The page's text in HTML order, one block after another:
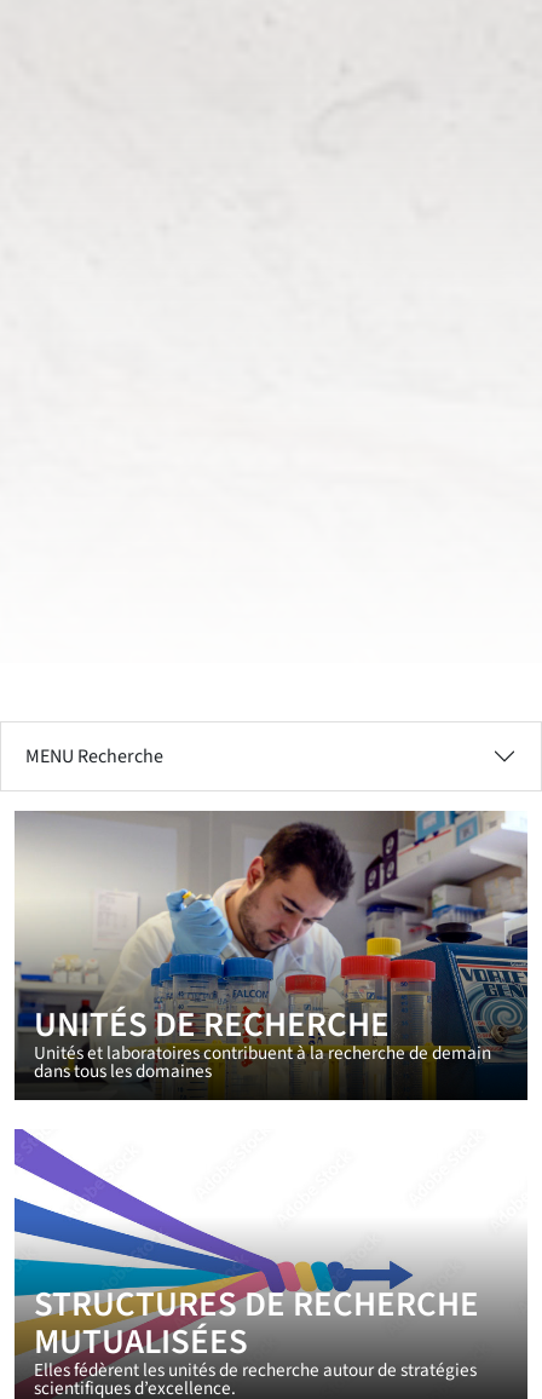
MENU Recherche
UNITÉS DE RECHERCHE
Unités et laboratoires contribuent à la recherche de demain
dans tous les domaines
STRUCTURES DE RECHERCHE
MUTUALISÉES
Elles fédèrent les unités de recherche autour de stratégies
scientifiques d’excellence.